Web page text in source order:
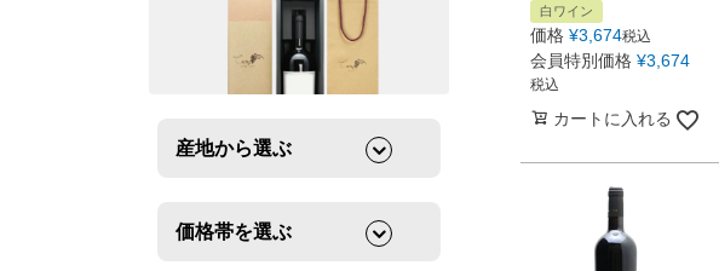
産地から選ぶ
価格帯を選ぶ
白ワイン
価格 ¥3,674税込
会員特別価格 ¥3,674
税込
カートに入れる